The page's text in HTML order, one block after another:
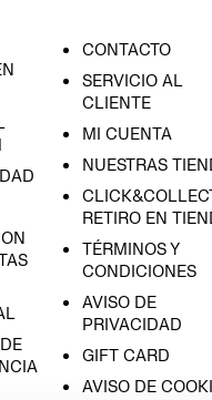
CONTACTO
SERVICIO AL
CLIENTE
MI CUENTA
NUESTRAS
RETIRO EN
TÉRMINOS Y
CONDICIONES
AVISO DE
PRIVACIDAD
GIFT CARD
AVISO DE